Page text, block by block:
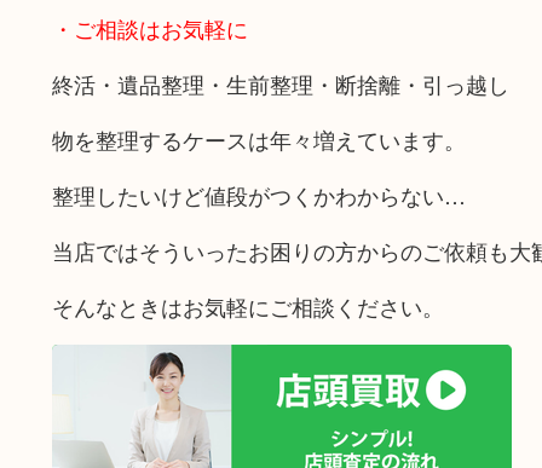
・ご相談はお気軽に
終活・遺品整理・生前整理・断捨離・引っ越し
物を整理するケースは年々増えています。
整理したいけど値段がつくかわからない…
当店ではそういったお困りの方からのご依頼も大
そんなときはお気軽にご相談ください。